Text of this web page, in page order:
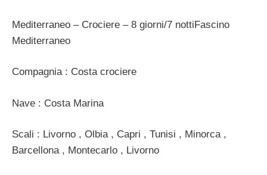
Mediterraneo – Crociere – 8 giorni/7 nottiFascino
Mediterraneo
Compagnia : Costa crociere
Nave : Costa Marina
Scali : Livorno , Olbia , Capri , Tunisi , Minorca ,
Barcellona , Montecarlo , Livorno